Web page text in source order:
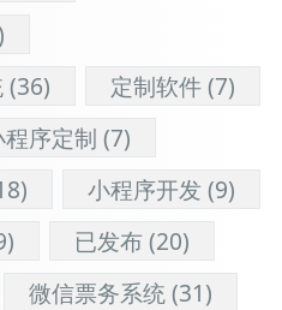
(36) 定制软件(7)
序定制 (7)
小程序开发 (9)
已发布(20)
微信票务系统(31)